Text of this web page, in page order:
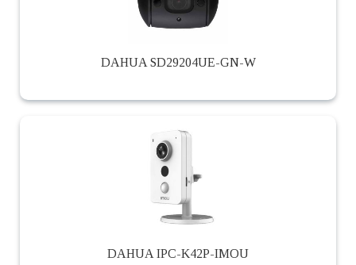
DAHUA SD29204UE-GN-W
DAHUA IPC-K42P-IMOU